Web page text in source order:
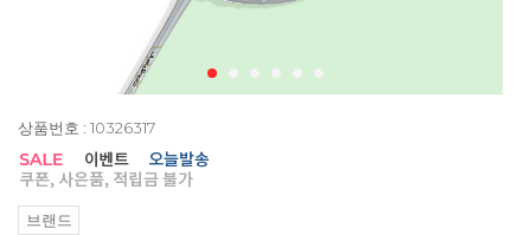
상품번호 : 10326317
브랜드